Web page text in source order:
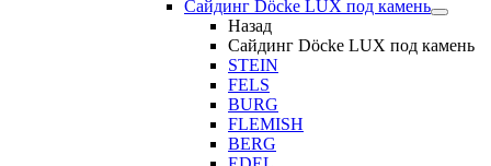
Сайдинг Döcke LUX под камень
Назад
Сайдинг Döcke LUX под камень
STEIN
FELS
BURG
FLEMISH
BERG